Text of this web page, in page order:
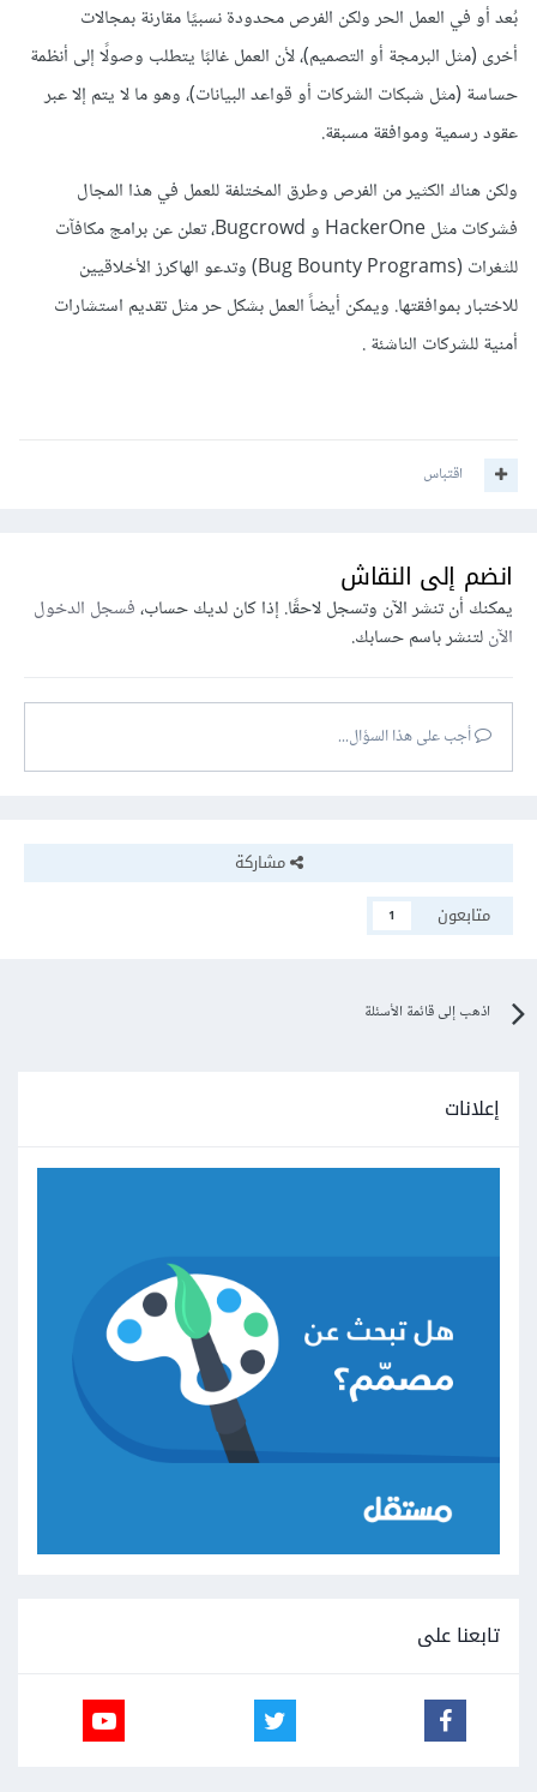
بُعد أو في العمل الحر ولكن الفرص محدودة نسبيًا مقارنة بمجالات
أخرى (مثل البرمجة أو التصميم)، لأن العمل غالبًا يتطلب وصولًا إلى أنظمة
حساسة (مثل شبكات الشركات أو قواعد البيانات)، وهو ما لا يتم إلا عبر
عقود رسمية وموافقة مسبقة.
ولكن هناك الكثير من الفرص وطرق المختلفة للعمل في هذا المجال
فشركات مثل HackerOne و Bugcrowd، تعلن عن برامج مكافآت
للثغرات (Bug Bounty Programs) وتدعو الهاكرز الأخلاقيين
للاختبار بموافقتها. ويمكن أيضاً العمل بشكل حر مثل تقديم استشارات
أمنية للشركات الناشئة .
اقتباس
انضم إلى النقاش
يمكنك أن تنشر الآن وتسجل لاحقًا. إذا كان لديك حساب،فسجل الدخول
الآنلتنشر باسم حسابك.
أجب على هذا السؤال...
مشاركة
متابعون
1
اذهب إلى قائمة الأسئلة
إعلانات
تابعنا على